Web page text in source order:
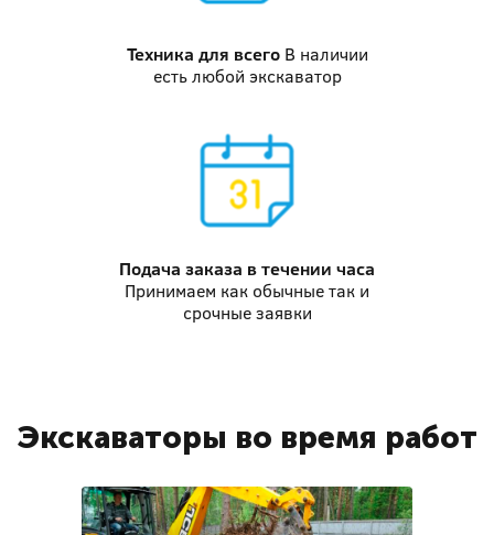
Техника для всего В наличии
есть любой экскаватор
Подача заказа в течении часа
Принимаем как обычные так и
срочные заявки
Экскаваторы во время работ